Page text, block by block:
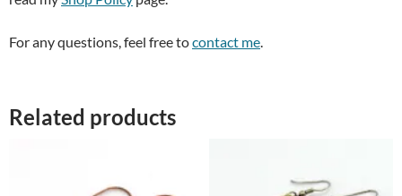
For any questions, feel free tocontact me
Related products